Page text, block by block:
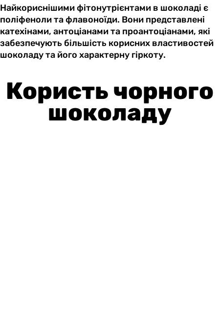
Найкориснішими фітонутрієнтами в шоколаді є
поліфеноли та флавоноїди. Вони представлені
катехінами, антоціанами та проантоціанами, які
забезпечують більшість корисних властивостей
шоколаду та його характерну гіркоту.
Користь чорного
шоколаду